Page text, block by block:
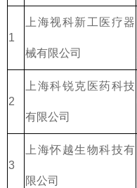
1
上海视科新工医疗器
械有限公司
2
上海科锐克医药科技
有限公司
3
上海怀越生物科技有
限公司